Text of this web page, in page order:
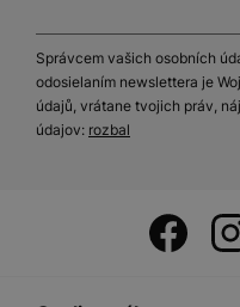
Správcem vašich osobních
odosielaním newslettera je
údajů, vrátane tvojich práv,
údajov: rozbal